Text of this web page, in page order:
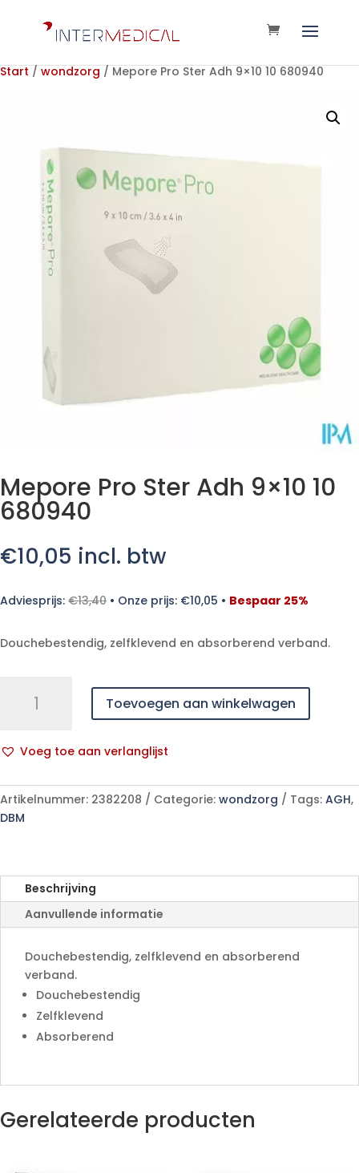
Start / wondzorg / Mepore Pro Ster Adh 9×10 10 680940
Mepore Pro Ster Adh 9×10 10
680940
€10,05 incl. btw
Adviesprijs: €13,40 • Onze prijs: €10,05 • Bespaar 25%
Douchebestendig, zelfklevend en absorberend verband.
9x10
680940
aantal
Toevoegen aan winkelwagen
Voeg toe aan verlanglijst
l
t
e
a
t
Artikelnummer: 2382208 Categorie: wondzorg Tags: AGH,
DBM
Beschrijving
Aanvullende informatie
Douchebestendig, zelfklevend en absorberend
verband.
Douchebestendig
Zelfklevend
Absorberend
Gerelateerde producten